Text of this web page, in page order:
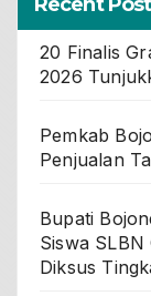
20 Finalis
2026
Pemkab
Penjualan
Bupati
Siswa
Diksus